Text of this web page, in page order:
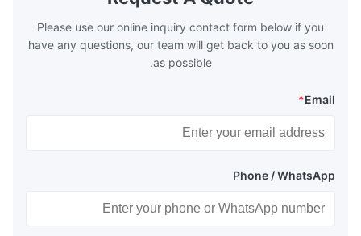
range of 200°C – 250°C, so there
Please use our online inquiry contact form below if you
have any questions, our team will get back to you as soon
as possible.
Email
*
Phone / WhatsApp